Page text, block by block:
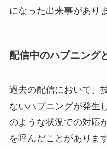
になった出来事があり
配信中のハプニング
過去の配信において、
ないハプニングが発生
のような状況での対応
を呼んだことがありま